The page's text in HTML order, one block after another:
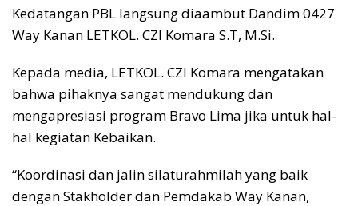
Kedatangan PBL langsung diaambut Dandim 0427
Way Kanan LETKOL. CZI Komara S.T, M.Si.
Kepada media, LETKOL. CZI Komara mengatakan
bahwa pihaknya sangat mendukung dan
mengapresiasi program Bravo Lima jika untuk hal-
hal kegiatan Kebaikan.
“Koordinasi dan jalin silaturahmilah yang baik
dengan Stakholder dan Pemdakab Way Kanan,